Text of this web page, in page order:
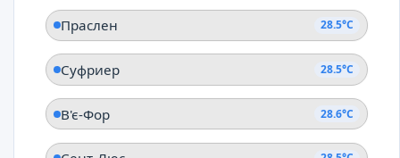
Праслен 28.5°C
Суфриер 28.5°C
В'є-Фор 28.6°C